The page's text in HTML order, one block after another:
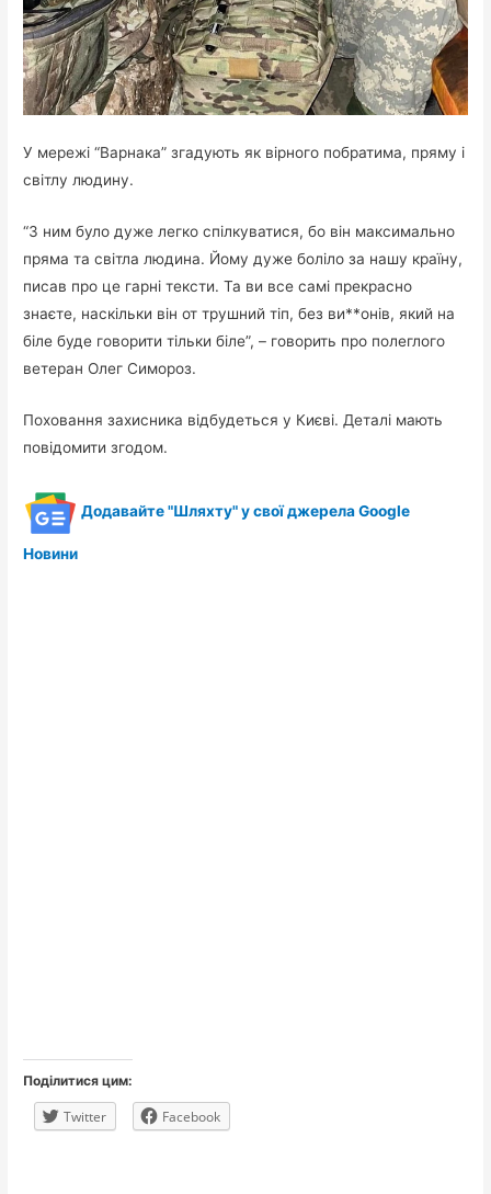
У мережі “Варнака” згадують як вірного побратима, пряму і
світлу людину.
“З ним було дуже легко спілкуватися, бо він максимально
пряма та світла людина. Йому дуже боліло за нашу країну,
писав про це гарні тексти. Та ви все самі прекрасно
знаєте, наскільки він от трушний тіп, без ви**онів, який на
біле буде говорити тільки біле”, – говорить про полеглого
ветеран Олег Симороз.
Поховання захисника відбудеться у Києві. Деталі мають
повідомити згодом.
Додавайте "Шляхту" у свої джерела Google
Новини
Поділитися цим:
Twitter Facebook